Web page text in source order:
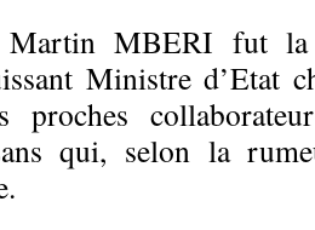
Martin MBERI fut
Ministre d’Etat
proches
qui, selon la